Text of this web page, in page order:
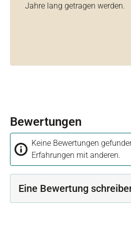
Jahre lang getragen werden.
Bewertungen
Keine Bewertungen
Erfahrungen mit anderen.
Eine Bewertung